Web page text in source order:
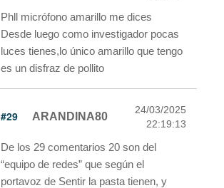
Phll micrófono amarillo me dices
Desde luego como investigador pocas
luces tienes,lo único amarillo que tengo
es un disfraz de pollito
#29 ARANDINA80
24/03/2025
22:19:13
De los 29 comentarios 20 son del
“equipo de redes” que según el
portavoz de Sentir la pasta tienen, y